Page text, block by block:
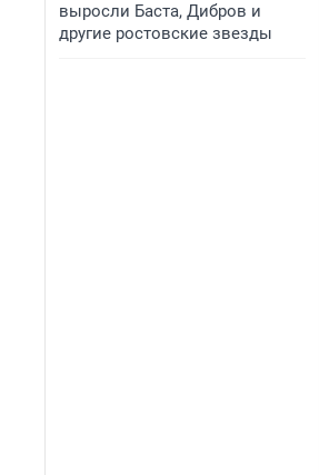
выросли Баста, Дибров и
другие ростовские звезды